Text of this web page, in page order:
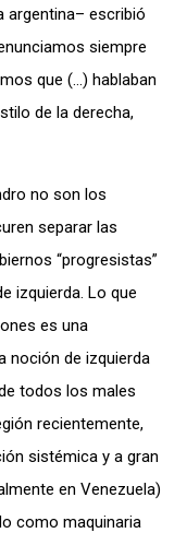
argentina– escribió
siempre
que (…) hablaban
de la derecha,
no son los
separar las
“progresistas”
izquierda. Lo que
es una
noción de izquierda
todos los males
recientemente,
sistémica y a gran
en Venezuela)
como maquinaria